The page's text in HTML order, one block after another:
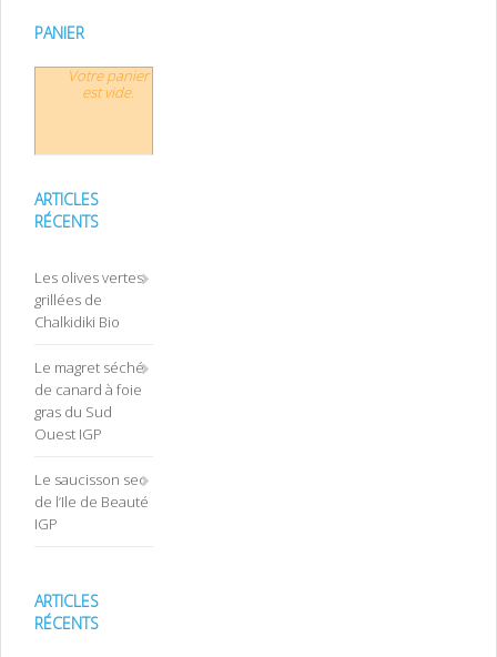
PANIER
Votre panier
est vide.
ARTICLES
RÉCENTS
Les olives vertes
grillées de
Chalkidiki Bio
Le magret séché
de canard à foie
gras du Sud
Ouest IGP
Le saucisson sec
de l’Ile de Beauté
IGP
ARTICLES
RÉCENTS